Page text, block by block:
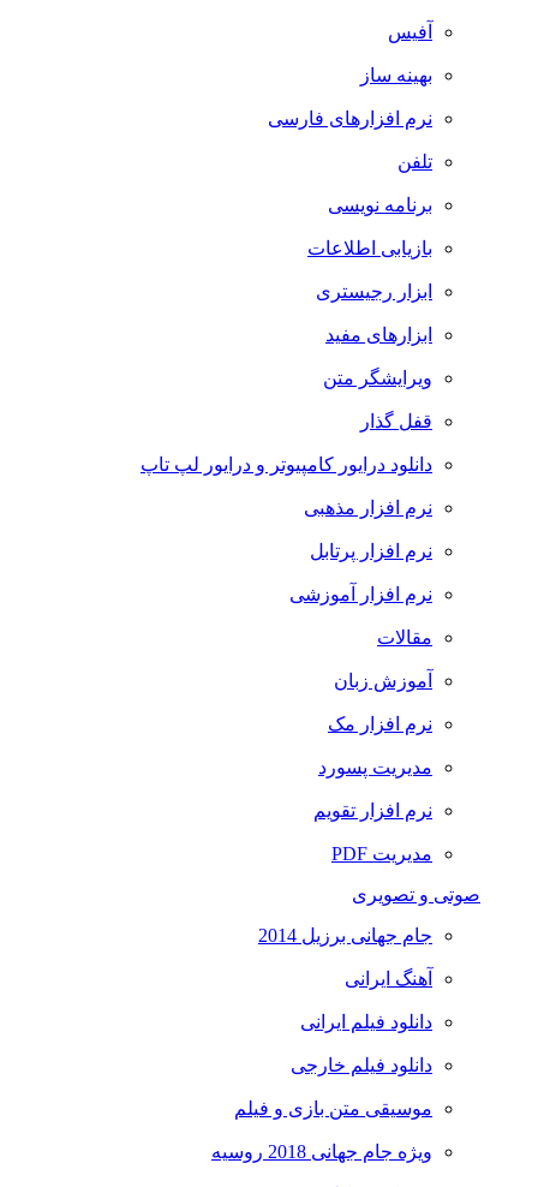
آفیس
بهینه ساز
نرم افزارهای فارسی
تلفن
برنامه نویسی
بازیابی اطلاعات
ابزار رجیستری
ابزارهای مفید
ویرایشگر متن
قفل گذار
دانلود درایور کامپیوتر و درایور لپ تاپ
نرم افزار مذهبی
نرم افزار پرتابل
نرم افزار آموزشی
مقالات
آموزش زبان
نرم افزار مک
مدیریت پسورد
نرم افزار تقویم
مدیریت PDF
صوتی و تصویری
جام جهانی برزیل 2014
آهنگ ایرانی
دانلود فیلم ایرانی
دانلود فیلم خارجی
موسیقی متن بازی و فیلم
ویژه جام جهانی 2018 روسیه